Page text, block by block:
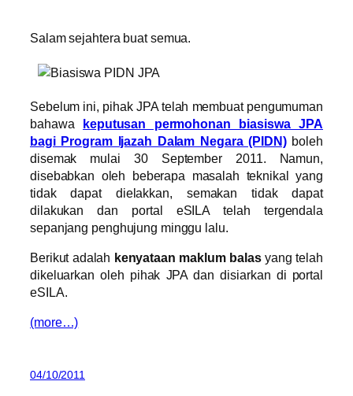
Salam sejahtera buat semua.
Sebelum ini, pihak JPA telah membuat pengumuman
bahawa keputusan permohonan biasiswa JPA
bagi Program Ijazah Dalam Negara (PIDN)boleh
disemak mulai 30 September 2011. Namun,
disebabkan oleh beberapa masalah teknikal yang
tidak dapat dielakkan, semakan tidak dapat
dilakukan dan portal eSILA telah tergendala
sepanjang penghujung minggu lalu.
Berikut adalah kenyataan maklum balasyang telah
dikeluarkan oleh pihak JPA dan disiarkan di portal
eSILA.
(more…)
04/10/2011